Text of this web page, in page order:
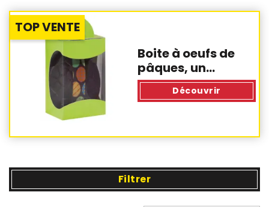
TOP VENTE
Boite à oeufs de
pâques, un...
Découvrir
Filtrer